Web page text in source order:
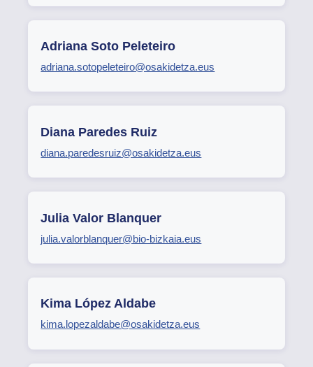
Adriana Soto Peleteiro
adriana.sotopeleteiro@osakidetza.eus
Diana Paredes Ruiz
diana.paredesruiz@osakidetza.eus
Julia Valor Blanquer
julia.valorblanquer@bio-bizkaia.eus
Kima López Aldabe
kima.lopezaldabe@osakidetza.eus